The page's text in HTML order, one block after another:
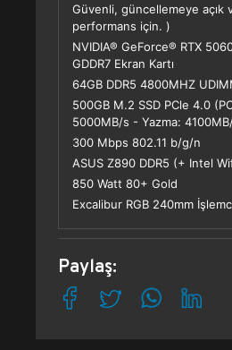
Güvenli, güncellemeye açık
performans için. )
NVIDIA® GeForce® RTX
GDDR7 Ekran Kartı
64GB DDR5 4800MHZ
500GB M.2 SSD PCle 4.0
5000MB/s - Yazma:
300 Mbps 802.11 b/g/n
ASUS Z890 DDR5 (+ Intel
850 Watt 80+ Gold
Excalibur RGB 240mm
Paylaş: